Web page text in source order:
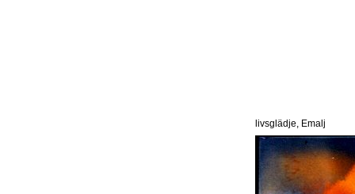
livsglädje, Emalj